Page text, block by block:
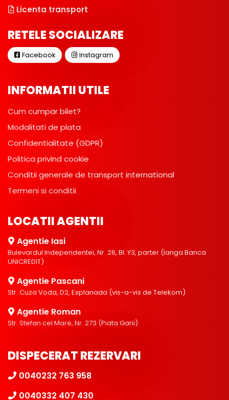
Licenta transport
RETELE SOCIALIZARE
Facebook Instagram
INFORMATII UTILE
Cum cumpar bilet?
Modalitati de plata
Confidentialitate (GDPR)
Politica privind cookie
Conditii generale de transport international
Termeni si conditii
LOCATII AGENTII
Agentie Iasi
Bulevardul Independentei, Nr. 26, Bl. Y3, parter (langa Banca
UNICREDIT)
Agentie Pascani
Str. Cuza Voda, D2, Esplanada (vis-a-vis de Telekom)
Agentie Roman
Str. Stefan cel Mare, Nr. 273 (Piata Garii)
DISPECERAT REZERVARI
0040232 763 958
0040332 407 430